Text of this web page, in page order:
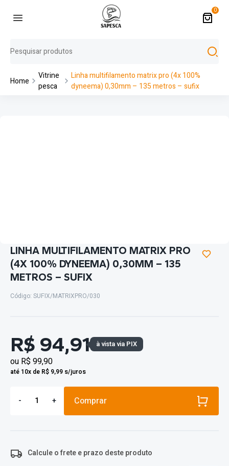
0
Home
Vitrine
pesca
Linha multifilamento matrix pro (4x 100%
dyneema) 0,30mm – 135 metros – sufix
LINHA MULTIFILAMENTO MATRIX PRO
(4X 100% DYNEEMA) 0,30MM – 135
METROS – SUFIX
Código: SUFIX/MATRIXPRO/030
R$ 94,91 à vista via PIX
ou R$ 99,90
até 10x de R$ 9,99 s/juros
- + Comprar
Calcule o frete e prazo deste produto